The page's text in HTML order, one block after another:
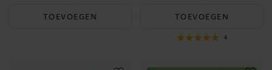
TOEVOEGEN TOEVOEGEN
4